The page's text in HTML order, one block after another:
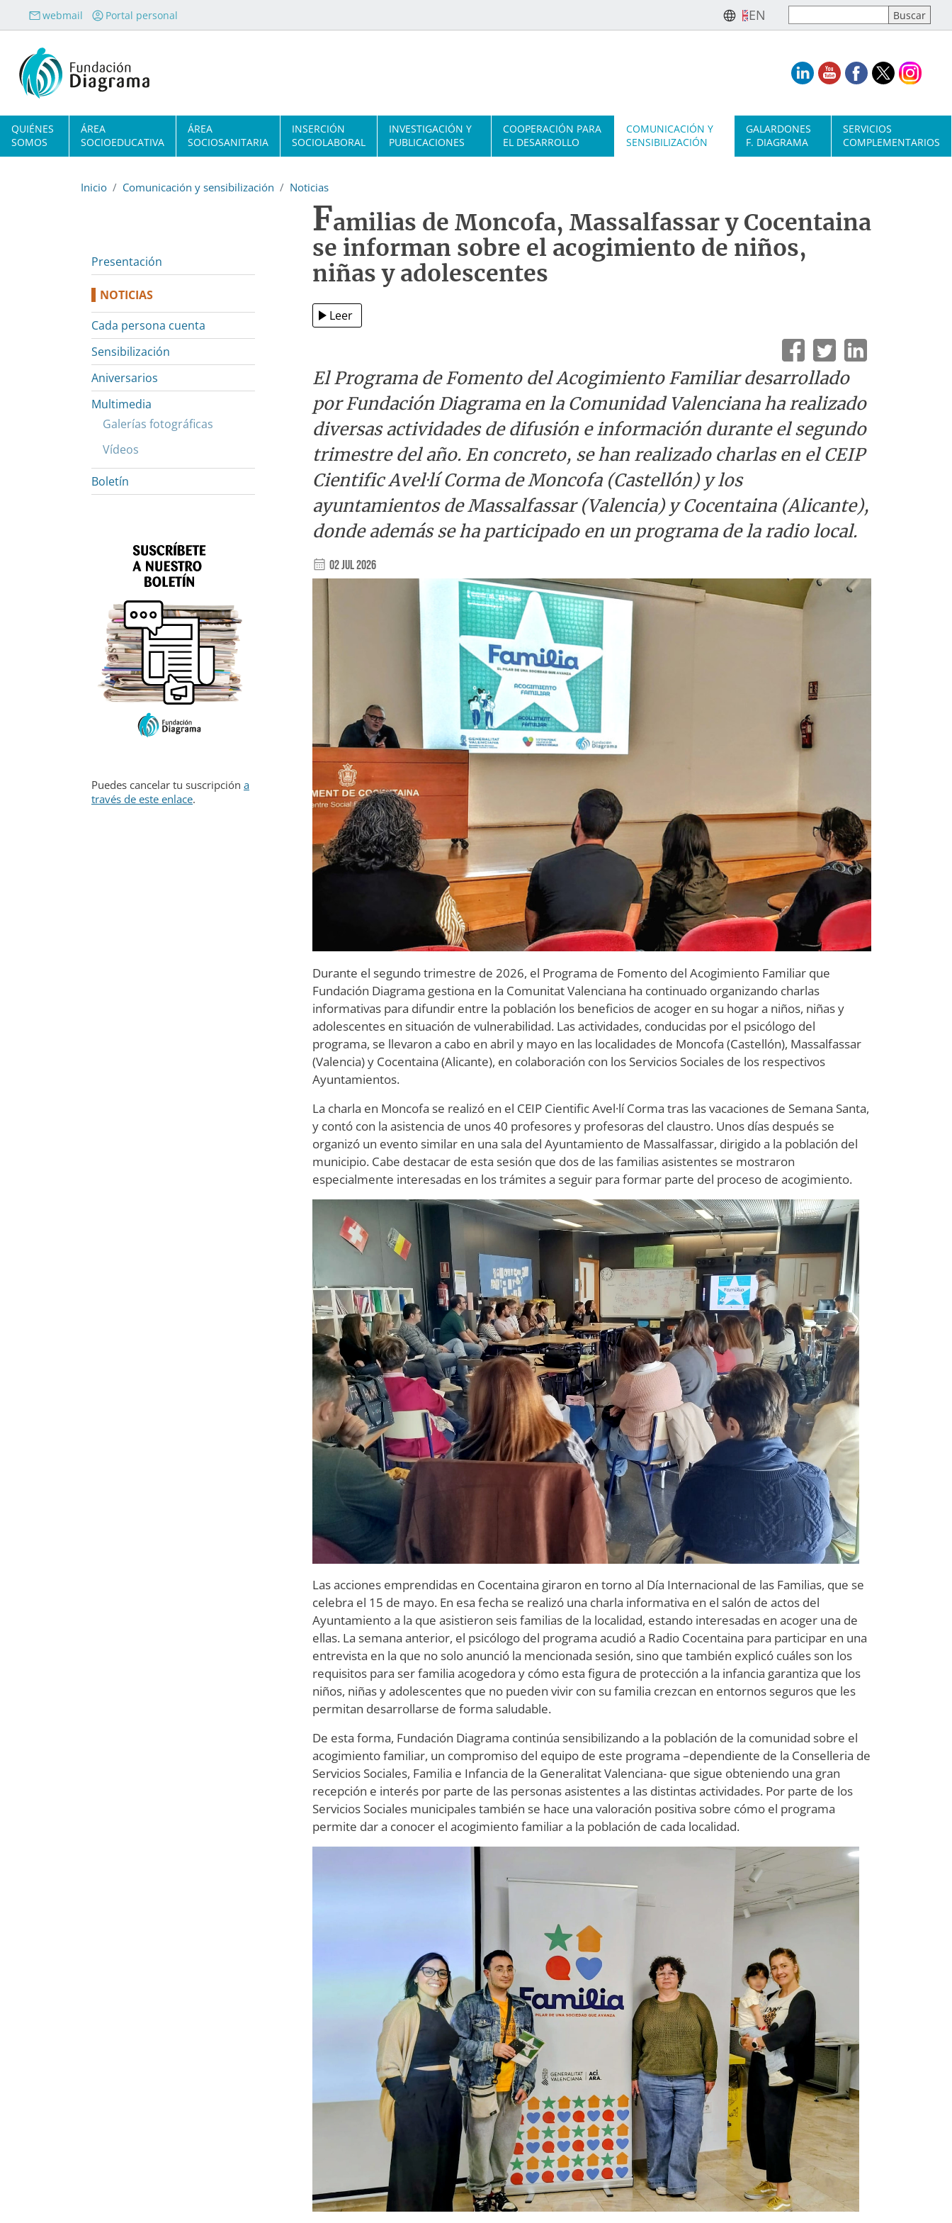
Pasar al contenido principal
webmail Portal personal EN
Navegación principal
QUIÉNES
SOMOS
ÁREA
SOCIOEDUCATIVA
ÁREA
SOCIOSANITARIA
INSERCIÓN
SOCIOLABORAL
INVESTIGACIÓN Y
PUBLICACIONES
COOPERACIÓN PARA
EL DESARROLLO
COMUNICACIÓN Y
SENSIBILIZACIÓN
GALARDONES
F. DIAGRAMA
SERVICIOS
COMPLEMENTARIOS
Inicio Comunicación y sensibilización Noticias
Familias de Moncofa, Massalfassar y Cocentaina
se informan sobre el acogimiento de niños,
niñas y adolescentes
Leer
El Programa de Fomento del Acogimiento Familiar desarrollado
por Fundación Diagrama en la Comunidad Valenciana ha realizado
diversas actividades de difusión e información durante el segundo
trimestre del año. En concreto, se han realizado charlas en el CEIP
Cientific Avel·lí Corma de Moncofa (Castellón) y los
ayuntamientos de Massalfassar (Valencia) y Cocentaina (Alicante),
donde además se ha participado en un programa de la radio local.
02 Jul 2026
Durante el segundo trimestre de 2026, el Programa de Fomento del Acogimiento Familiar que
Fundación Diagrama gestiona en la Comunitat Valenciana ha continuado organizando charlas
informativas para difundir entre la población los beneficios de acoger en su hogar a niños, niñas y
adolescentes en situación de vulnerabilidad. Las actividades, conducidas por el psicólogo del
programa, se llevaron a cabo en abril y mayo en las localidades de Moncofa (Castellón), Massalfassar
(Valencia) y Cocentaina (Alicante), en colaboración con los Servicios Sociales de los respectivos
Ayuntamientos.
La charla en Moncofa se realizó en el CEIP Cientific Avel·lí Corma tras las vacaciones de Semana Santa,
y contó con la asistencia de unos 40 profesores y profesoras del claustro. Unos días después se
organizó un evento similar en una sala del Ayuntamiento de Massalfassar, dirigido a la población del
municipio. Cabe destacar de esta sesión que dos de las familias asistentes se mostraron
especialmente interesadas en los trámites a seguir para formar parte del proceso de acogimiento.
Las acciones emprendidas en Cocentaina giraron en torno al Día Internacional de las Familias, que se
celebra el 15 de mayo. En esa fecha se realizó una charla informativa en el salón de actos del
Ayuntamiento a la que asistieron seis familias de la localidad, estando interesadas en acoger una de
ellas. La semana anterior, el psicólogo del programa acudió a Radio Cocentaina para participar en una
entrevista en la que no solo anunció la mencionada sesión, sino que también explicó cuáles son los
requisitos para ser familia acogedora y cómo esta figura de protección a la infancia garantiza que los
niños, niñas y adolescentes que no pueden vivir con su familia crezcan en entornos seguros que les
permitan desarrollarse de forma saludable.
De esta forma, Fundación Diagrama continúa sensibilizando a la población de la comunidad sobre el
acogimiento familiar, un compromiso del equipo de este programa –dependiente de la Conselleria de
Servicios Sociales, Familia e Infancia de la Generalitat Valenciana- que sigue obteniendo una gran
recepción e interés por parte de las personas asistentes a las distintas actividades. Por parte de los
Servicios Sociales municipales también se hace una valoración positiva sobre cómo el programa
permite dar a conocer el acogimiento familiar a la población de cada localidad.
Presentación
NOTICIAS
Cada persona cuenta
Sensibilización
Aniversarios
Multimedia
Galerías fotográficas
Vídeos
Boletín
Puedes cancelar tu suscripción a
través de este enlace.